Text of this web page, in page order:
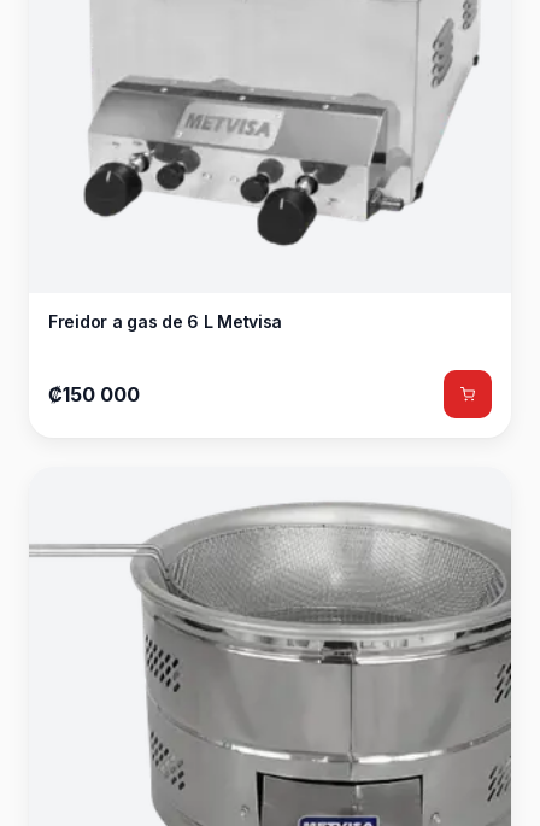
Freidor a gas de 6 L Metvisa
₡150 000